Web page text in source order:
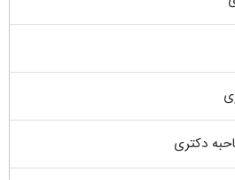
دکتری